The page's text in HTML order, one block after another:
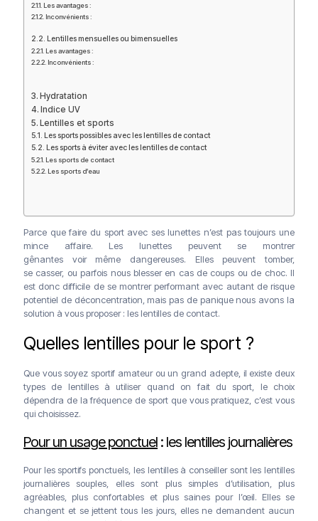
Les avantages :
Inconvénients :
Lentilles mensuelles ou bimensuelles
Les avantages :
Inconvénients :
Hydratation
Indice UV
Lentilles et sports
Les sports possibles avec les lentilles de contact
Les sports à éviter avec les lentilles de contact
Les sports de contact
Les sports d’eau
Parce que faire du sport avec ses lunettes n’est pas toujours une
mince affaire. Les lunettes peuvent se montrer
gênantes voir même dangereuses. Elles peuvent tomber,
se casser, ou parfois nous blesser en cas de coups ou de choc. Il
est donc difficile de se montrer performant avec autant de risque
potentiel de déconcentration, mais pas de panique nous avons la
solution à vous proposer : les lentilles de contact.
Quelles lentilles pour le sport ?
Que vous soyez sportif amateur ou un grand adepte, il existe deux
types de lentilles à utiliser quand on fait du sport, le choix
dépendra de la fréquence de sport que vous pratiquez, c’est vous
qui choisissez.
Pour un usage ponctuel : les lentilles journalières
Pour les sportifs ponctuels, les lentilles à conseiller sont les lentilles
journalières souples, elles sont plus simples d’utilisation, plus
agréables, plus confortables et plus saines pour l’œil. Elles se
changent et se jettent tous les jours, elles ne demandent aucun